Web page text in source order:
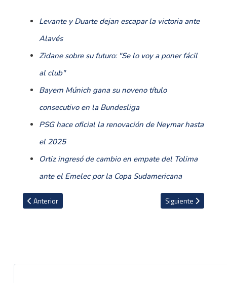
Levante y Duarte dejan escapar la victoria ante
Alavés
Zidane sobre su futuro: "Se lo voy a poner fácil
al club"
Bayern Múnich gana su noveno título
consecutivo en la Bundesliga
PSG hace oficial la renovación de Neymar hasta
el 2025
Ortiz ingresó de cambio en empate del Tolima
ante el Emelec por la Copa Sudamericana
Artículo anterior: Wisla Cracovia de Felicio Brown sigue de malas
Anterior Artículo siguiente:
Siguiente